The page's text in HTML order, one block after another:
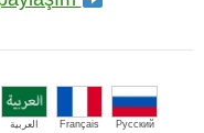
العربية Français Русский